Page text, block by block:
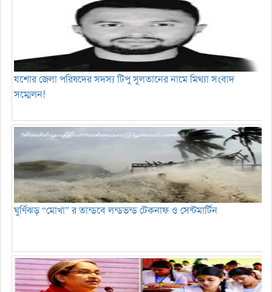
যশোর জেলা পরিষদের সদস্য টিপু সুলতানের নামে মিথ্যা সংবাদ
সম্মেলন!
ঘুর্ণিঝড় “মোখা” র তান্ডবে লন্ডভন্ড টেকনাফ ও সেন্টমার্টিন